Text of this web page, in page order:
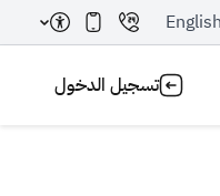
English
تسجيل الدخول